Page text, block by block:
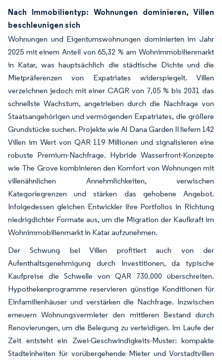
Nach Immobilientyp: Wohnungen dominieren, Villen
beschleunigen sich
Wohnungen und Eigentumswohnungen dominierten im Jahr
2025 mit einem Anteil von 65,32 % am Wohnimmobilienmarkt
in Katar, was hauptsächlich die städtische Dichte und die
Mietpräferenzen von Expatriates widerspiegelt. Villen
verzeichnen jedoch mit einer CAGR von 7,05 % bis 2031 das
schnellste Wachstum, angetrieben durch die Nachfrage von
Staatsangehörigen und vermögenden Expatriates, die größere
Grundstücke suchen. Projekte wie Al Dana Garden II liefern 142
Villen im Wert von QAR 119 Millionen und signalisieren eine
robuste Premium-Nachfrage. Hybride Wasserfront-Konzepte
wie The Grove kombinieren den Komfort von Wohnungen mit
villenähnlichen Annehmlichkeiten, verwischen
Kategoriegrenzen und stärken das gehobene Angebot.
Infolgedessen gleichen Entwickler ihre Portfolios in Richtung
niedrigdichter Formate aus, um die Migration der Kaufkraft im
Wohnimmobilienmarkt in Katar aufzunehmen.
Der Schwung bei Villen profitiert auch von der
Aufenthaltsgenehmigung durch Investitionen, da typische
Kaufpreise die Schwelle von QAR 730.000 überschreiten.
Hypothekenprogramme reservieren günstige Konditionen für
Einfamilienhäuser und verstärken die Nachfrage. Inzwischen
erneuern Wohnungsvermieter den mittleren Bestand durch
Renovierungen, um die Belegung zu verteidigen. Im Laufe der
Zeit entsteht ein Zwei-Geschwindigkeits-Muster: kompakte
Stadteinheiten für vorübergehende Mieter und Vorstadtvillen